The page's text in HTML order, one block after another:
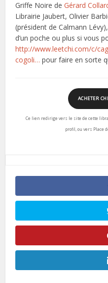
Griffe Noire deGérard
Librairie Jaubert, Olivier
(président de Calmann
d’un poche ou plus si vous
http://www.leetchi.com/c/
cogoli… pour faire en sorte
ACHETER
Ce lien redirige vers le site de cette
profil, ou vers Place